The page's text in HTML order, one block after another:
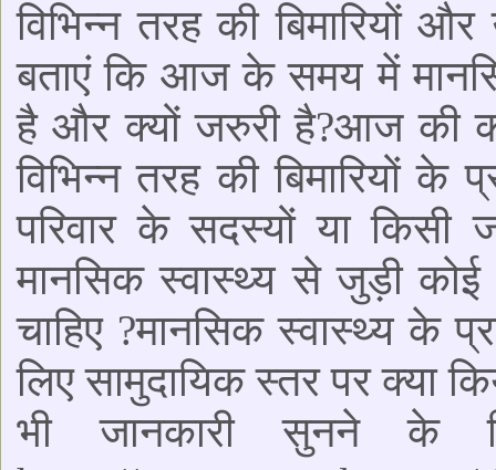
विभिन्न तरह की बिमारियों
बताएं कि आज के समय में
है और क्यों जरुरी है?आज की
विभिन्न तरह की बिमारियों
परिवार के सदस्यों या
मानसिक स्वास्थ्य से जुड़ी
चाहिए ?मानसिक स्वास्थ्य के
लिए सामुदायिक स्तर पर क्या
भी जानकारी सुनने